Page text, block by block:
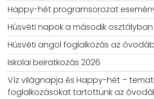
Happy-hét programsorozat
Húsvéti napok a második osztályban
Húsvéti angol foglalkozás az
Iskolai beiratkozás 2026
Víz világnapja és Happy-hét –
foglalkozásokat tartottunk az